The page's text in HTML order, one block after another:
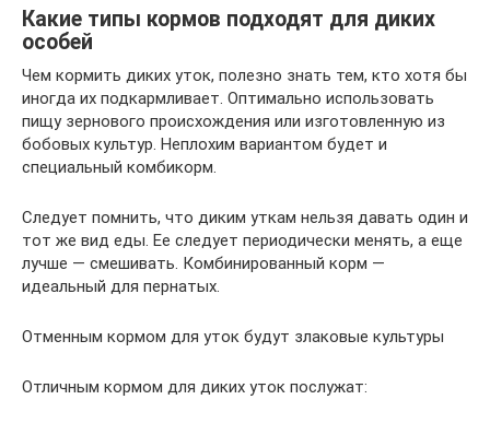
Какие типы кормов подходят для диких
особей
Чем кормить диких уток, полезно знать тем, кто хотя бы
иногда их подкармливает. Оптимально использовать
пищу зернового происхождения или изготовленную из
бобовых культур. Неплохим вариантом будет и
специальный комбикорм.
Следует помнить, что диким уткам нельзя давать один и
тот же вид еды. Ее следует периодически менять, а еще
лучше — смешивать. Комбинированный корм —
идеальный для пернатых.
Отменным кормом для уток будут злаковые культуры
Отличным кормом для диких уток послужат: